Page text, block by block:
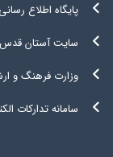
پایگاه اطلاع
سایت آستان
وزارت فرهنگ و
سامانه تدارکات